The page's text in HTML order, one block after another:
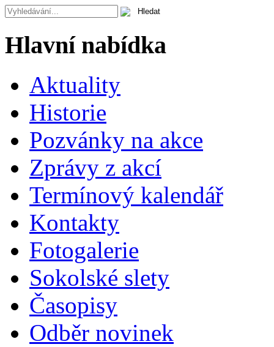
Hlavní nabídka
Aktuality
Historie
Pozvánky na akce
Zprávy z akcí
Termínový kalendář
Kontakty
Fotogalerie
Sokolské slety
Časopisy
Odběr novinek